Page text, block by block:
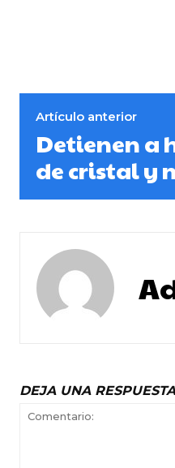
Artículo anterior
Detienen a
de cristal y
DEJA UNA RESPUESTA